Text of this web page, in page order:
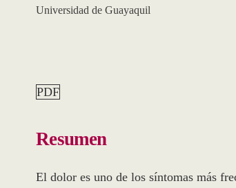
Universidad de Guayaquil
PDF
Resumen
El dolor es uno de los síntomas más